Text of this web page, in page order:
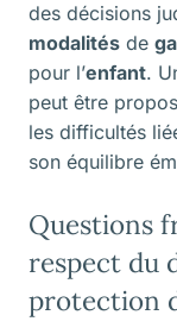
des décisions
modalités de
pour l’enfant.
peut être
les difficultés
son équilibre
Questions
respect du
protection